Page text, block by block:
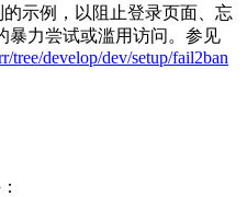
示例，以阻止登录页面、忘
暴力尝试或滥用访问。参见
tree/develop/dev/setup/fail2ban